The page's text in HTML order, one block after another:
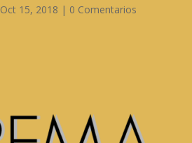
Oct 15, 2018 | 0 Comentarios